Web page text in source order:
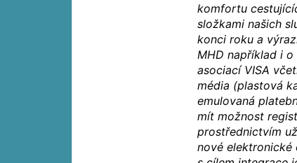
komfortu
složkami našich
konci roku a
MHD například i
asociací VISA
média (plastová
emulovaná
mít možnost
prostřednictvím
nové elektronické